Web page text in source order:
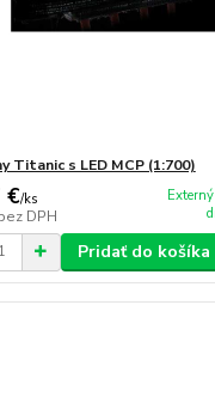
Titanic s LED MCP (1:700)
€/ks
DPH
Pridať do košíka